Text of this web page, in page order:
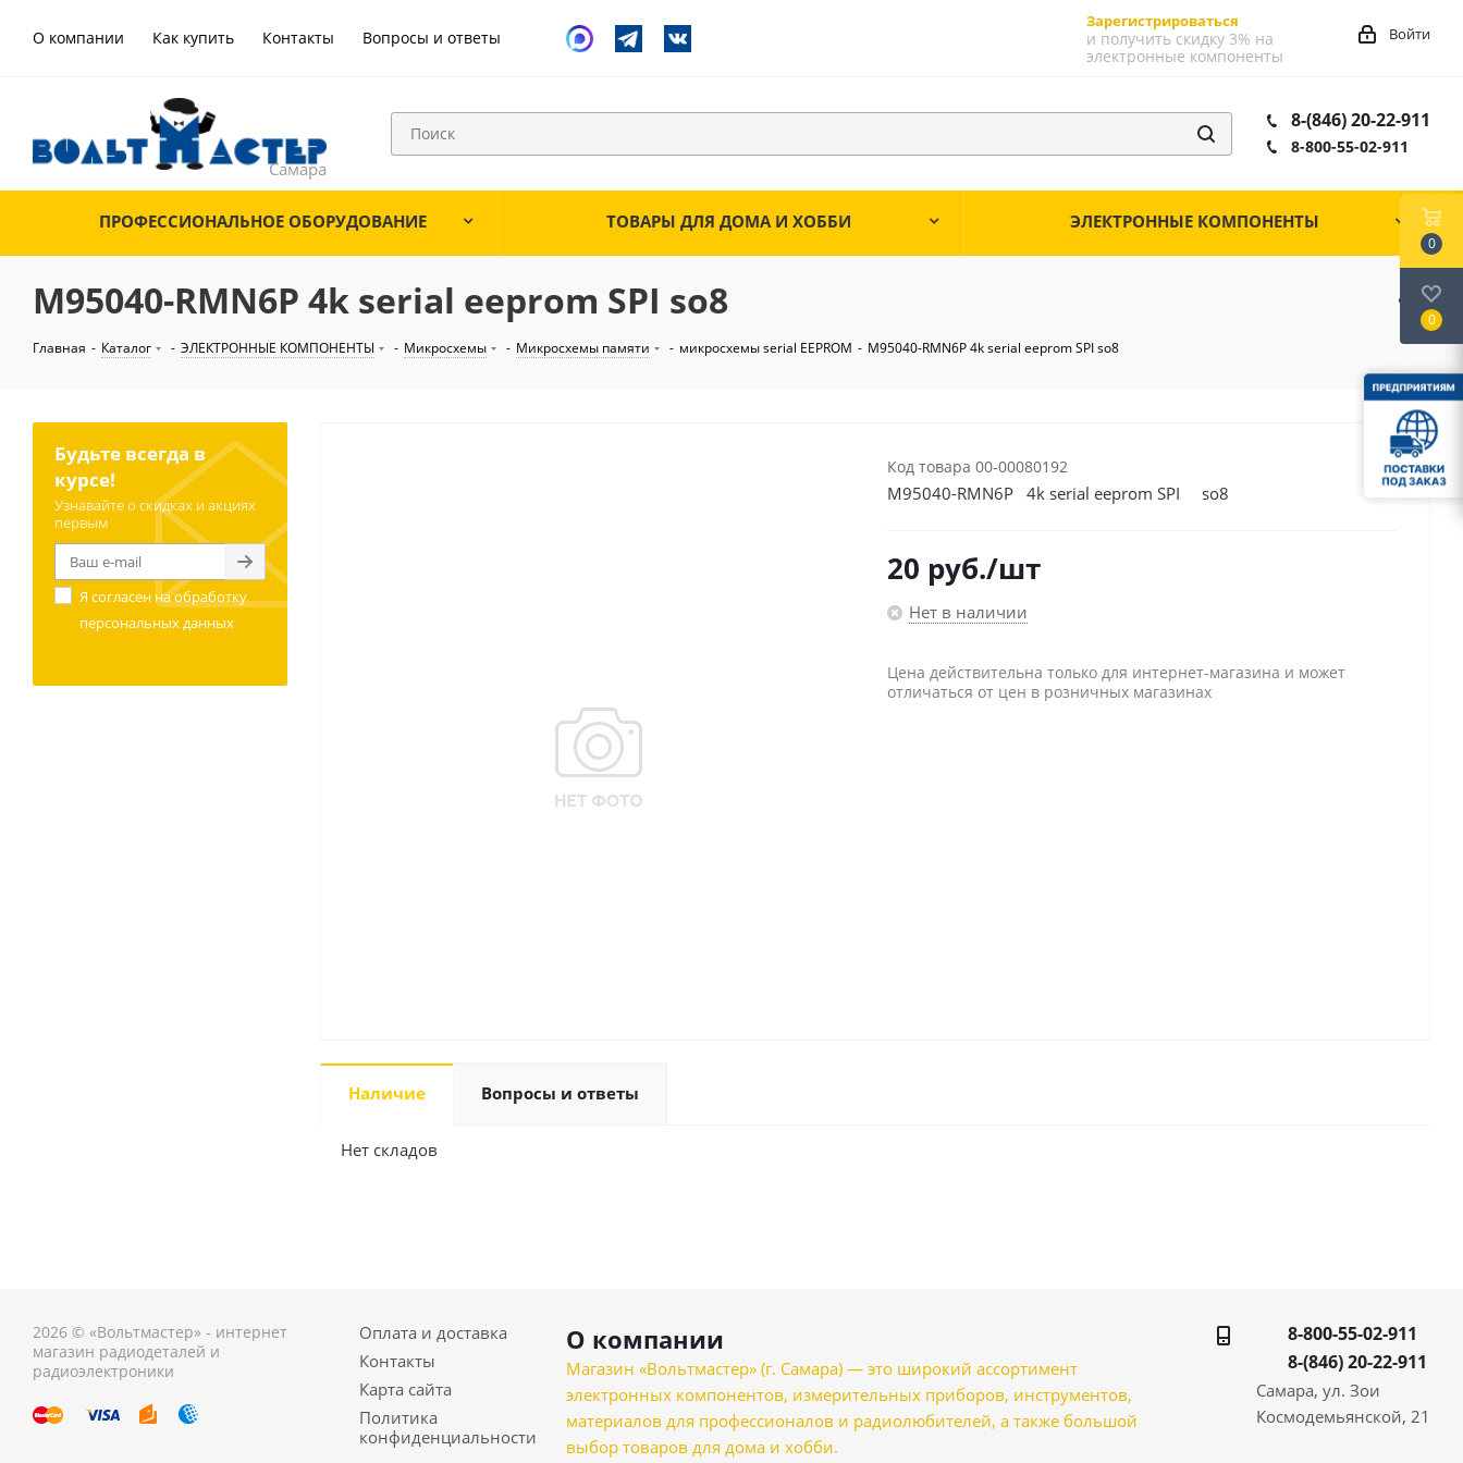
О компании Как купить Контакты Вопросы и ответы
Зарегистрироваться
и получить скидку 3% на
электронные компоненты
Войти
8-(846) 20-22-911
8-800-55-02-911
ПРОФЕССИОНАЛЬНОЕ ОБОРУДОВАНИЕ ТОВАРЫ ДЛЯ ДОМА И ХОББИ ЭЛЕКТРОННЫЕ КОМПОНЕНТЫ
M95040-RMN6P 4k serial eeprom SPI so8
Главная - Каталог - ЭЛЕКТРОННЫЕ КОМПОНЕНТЫ - Микросхемы - Микросхемы памяти - микросхемы serial EEPROM - M95040-RMN6P 4k serial eeprom SPI so8
Код товара 00-00080192
M95040-RMN6P 4k serial eeprom SPI so8
20 руб./шт
Нет в наличии
Цена действительна только для интернет-магазина и может
отличаться от цен в розничных магазинах
Наличие Вопросы и ответы
Нет складов
Будьте всегда в
курсе!
Узнавайте о скидках и акциях
первым
Я согласен наобработку
персональных данных
2026 © «Вольтмастер» - интернет
магазин радиодеталей и
радиоэлектроники
Оплата и доставка
Контакты
Карта сайта
Политика
конфиденциальности
О компании
Магазин «Вольтмастер» (г. Самара) — это широкий ассортимент
электронных компонентов, измерительных приборов, инструментов,
материалов для профессионалов и радиолюбителей, а также большой
выбор товаров для дома и хобби.
8-800-55-02-911
8-(846) 20-22-911
Самара, ул. Зои
Космодемьянской, 21
0
0